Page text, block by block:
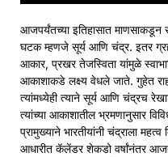
आजपर्यंतच्या इतिहासात माणसाकडून
घटक म्हणजे सूर्य आणि चंद्र. इतर
आकार, प्रखर तेजस्विता यांमुळे
आकाशाकडे लक्ष्य वेधले जाते. गुहेत
त्यांमध्येही त्याने सूर्य आणि चंद्रच
त्यांच्या आकाशातील भ्रमणानुसार
प्रामुख्याने भारतीयांनी चंद्राला
आधारीत कॅलेंडर शेकडो वर्षांनंतर